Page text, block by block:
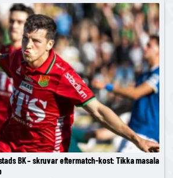
BK – skruvar eftermatch-kost: Tikka masala